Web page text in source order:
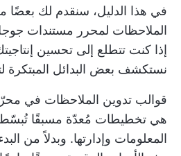
في هذا الدليل، سنقدم لك
الملاحظات لمحرر مستندات
إذا كنت تتطلع إلى تحسين
نستكشف بعض البدائل
هي تخطيطات مُعدّة مسبقًا
المعلومات وإدارتها. وبدلاً من